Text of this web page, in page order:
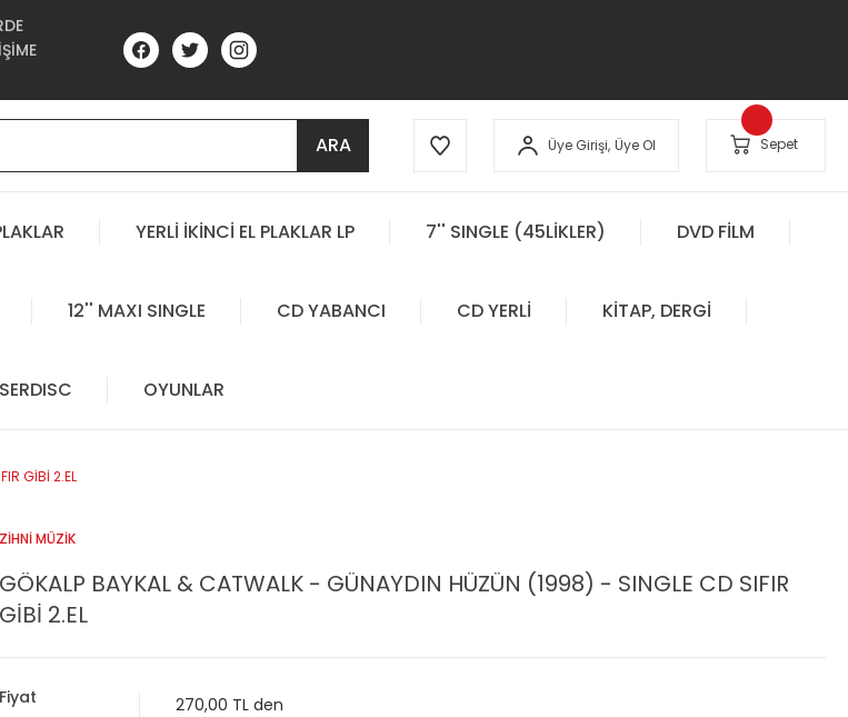
ARA Üye Girişi, Üye Ol Sepet
YERLİ İKİNCİ EL PLAKLAR LP 7'' SINGLE (45LİKLER) DVD FİLM
12'' MAXI SINGLE CD YABANCI CD YERLİ KİTAP, DERGİ
OYUNLAR
GİBİ 2.EL
ZİHNİ MÜZİK
GÖKALP BAYKAL & CATWALK - GÜNAYDIN HÜZÜN (1998) - SINGLE CD SIFIR
GİBİ 2.EL
Fiyat
270,00 TL den